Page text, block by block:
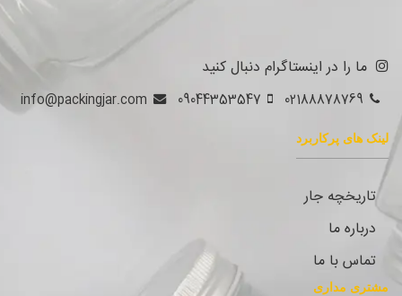
ما را در اینستاگرام دنبال کنید
02188878769
09044353547
info@packingjar.com
لینک های پرکاربرد
تاریخچه جار
درباره ما
تماس با ما
مشتری مداری